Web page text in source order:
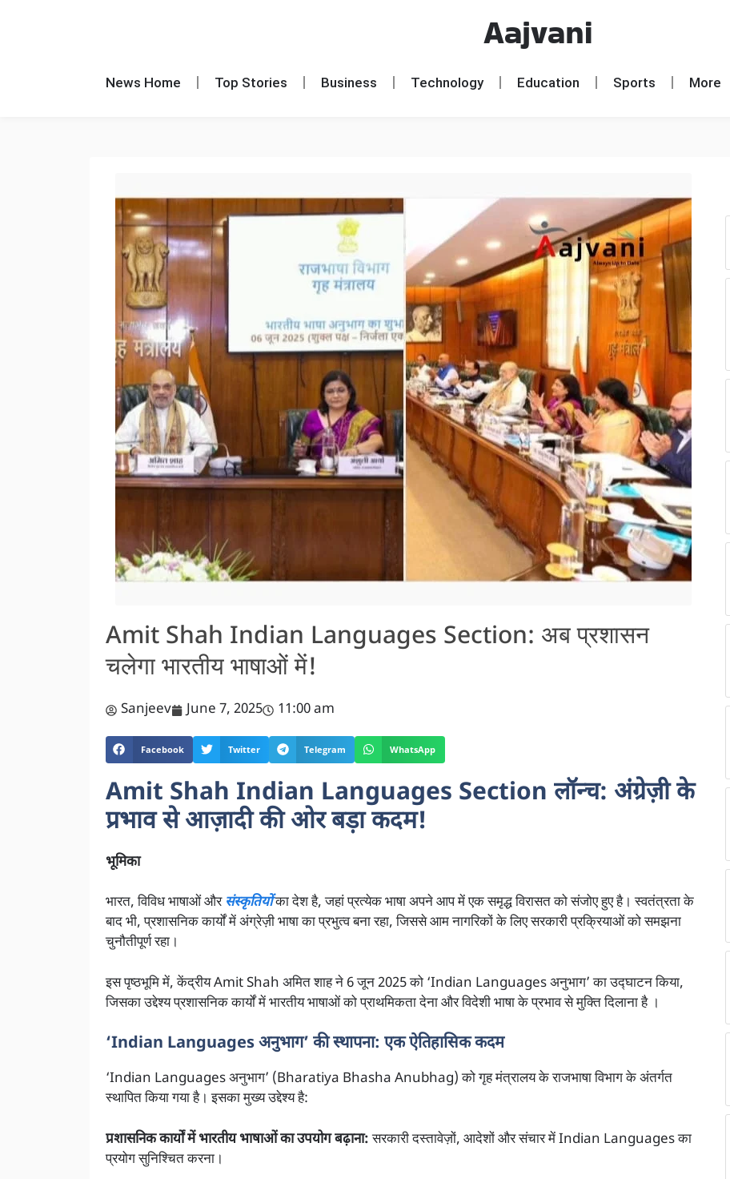
Aajvani
News Home Top Stories Business Technology Education Sports More
Amit Shah Indian Languages Section: अब प्रशासन
चलेगा भारतीय भाषाओं में!
Sanjeev June 7, 2025 11:00 am
Facebook Twitter Telegram WhatsApp
Amit Shah Indian Languages Section लॉन्च: अंग्रेज़ी के
प्रभाव से आज़ादी की ओर बड़ा कदम!
भूमिका
भारत, विविध भाषाओं और संस्कृतियोंका देश है, जहां प्रत्येक भाषा अपने आप में एक समृद्ध विरासत को संजोए हुए है। स्वतंत्रता के
बाद भी, प्रशासनिक कार्यों में अंग्रेज़ी भाषा का प्रभुत्व बना रहा, जिससे आम नागरिकों के लिए सरकारी प्रक्रियाओं को समझना
चुनौतीपूर्ण रहा।
इस पृष्ठभूमि में, केंद्रीय Amit Shah अमित शाह ने 6 जून 2025 को ‘Indian Languages अनुभाग’ का उद्घाटन किया,
जिसका उद्देश्य प्रशासनिक कार्यों में भारतीय भाषाओं को प्राथमिकता देना और विदेशी भाषा के प्रभाव से मुक्ति दिलाना है ।
‘Indian Languages अनुभाग’ की स्थापना: एक ऐतिहासिक कदम
‘Indian Languages अनुभाग’ (Bharatiya Bhasha Anubhag) को गृह मंत्रालय के राजभाषा विभाग के अंतर्गत
स्थापित किया गया है। इसका मुख्य उद्देश्य है:
प्रशासनिक कार्यों में भारतीय भाषाओं का उपयोग बढ़ाना:सरकारी दस्तावेज़ों, आदेशों और संचार में Indian Languages का
प्रयोग सुनिश्चित करना।